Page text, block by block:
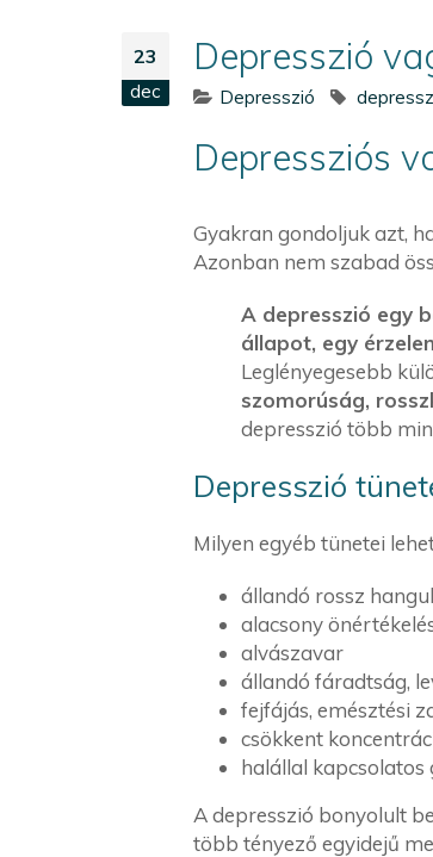
23
dec
Depresszió
Depresszió
Depressziós
Gyakran gondoljuk azt,
Azonban nem szabad
A depresszió egy
állapot, egy
Leglényegesebb
szomorúság,
depresszió több
Depresszió
Milyen egyéb tünetei
állandó rossz
alacsony
alvászavar
állandó fáradtság,
fejfájás, emésztési
csökkent
halállal kapcsolatos
A depresszió bonyolult
több tényező egyidejű